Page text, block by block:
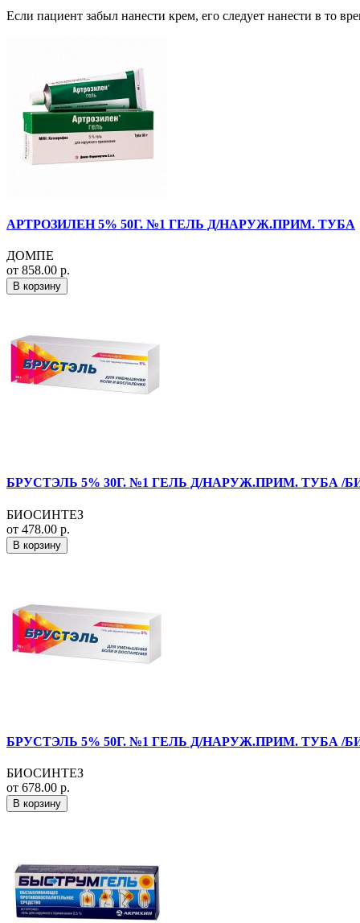
Если пациент забыл нанести крем, его следует нанести в то
АРТРОЗИЛЕН 5% 50Г. №1 ГЕЛЬ Д/НАРУЖ.ПРИМ. ТУБА
ДОМПЕ
от 858.00 р.
В корзину
БРУСТЭЛЬ 5% 30Г. №1 ГЕЛЬ Д/НАРУЖ.ПРИМ. ТУБА /
БИОСИНТЕЗ
от 478.00 р.
В корзину
БРУСТЭЛЬ 5% 50Г. №1 ГЕЛЬ Д/НАРУЖ.ПРИМ. ТУБА /
БИОСИНТЕЗ
от 678.00 р.
В корзину